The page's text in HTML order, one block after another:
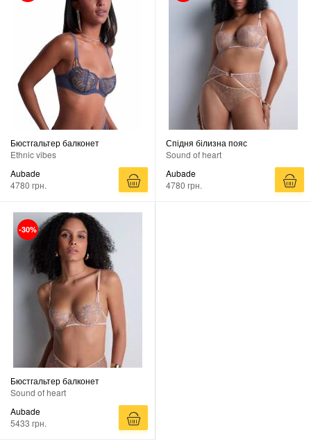
Бюстгальтер балконет
Ethnic vibes
Aubade
4780 грн.
Спідня білизна пояс
Sound of heart
Aubade
4780 грн.
-30%
Бюстгальтер балконет
Sound of heart
Aubade
5433 грн.